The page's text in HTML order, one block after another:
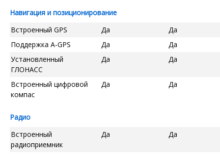
Навигация и позиционирование
Встроенный GPS
Да
Да
Поддержка A-GPS
Да
Да
Установленный
ГЛОНАСС
Да Да
Встроенный цифровой
компас
Да Да
Радио
Встроенный
радиоприемник
Да Да